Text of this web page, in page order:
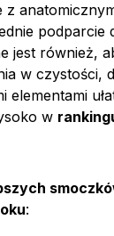
podparcie
jest również,
w czystości,
elementami
w
: